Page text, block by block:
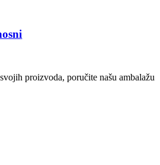
proizvoda, poručite našu ambalažu